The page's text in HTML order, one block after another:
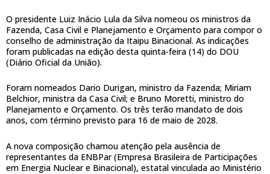
O presidente Luiz Inácio Lula da Silva nomeou os ministros da
Fazenda, Casa Civil e Planejamento e Orçamento para compor o
conselho de administração da Itaipu Binacional. As indicações
foram publicadas na edição desta quinta-feira (14) do DOU
(Diário Oficial da União).
Foram nomeados Dario Durigan, ministro da Fazenda; Miriam
Belchior, ministra da Casa Civil; e Bruno Moretti, ministro do
Planejamento e Orçamento. Os três terão mandato de dois
anos, com término previsto para 16 de maio de 2028.
A nova composição chamou atenção pela ausência de
representantes da ENBPar (Empresa Brasileira de Participações
em Energia Nuclear e Binacional), estatal vinculada ao Ministério